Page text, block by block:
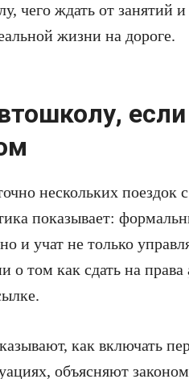
чего ждать от занятий
жизни на дороге.
нескольких поездок
показывает:
и учат не только
о том как сдать на права
как включать
объясняют